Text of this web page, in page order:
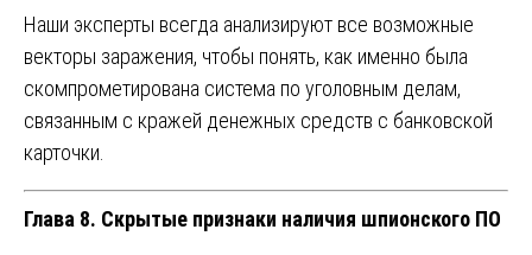
Наши эксперты всегда анализируют все возможные
векторы заражения, чтобы понять, как именно была
скомпрометирована система по уголовным делам,
связанным с кражей денежных средств с банковской
карточки.
Глава 8. Скрытые признаки наличия шпионского ПО